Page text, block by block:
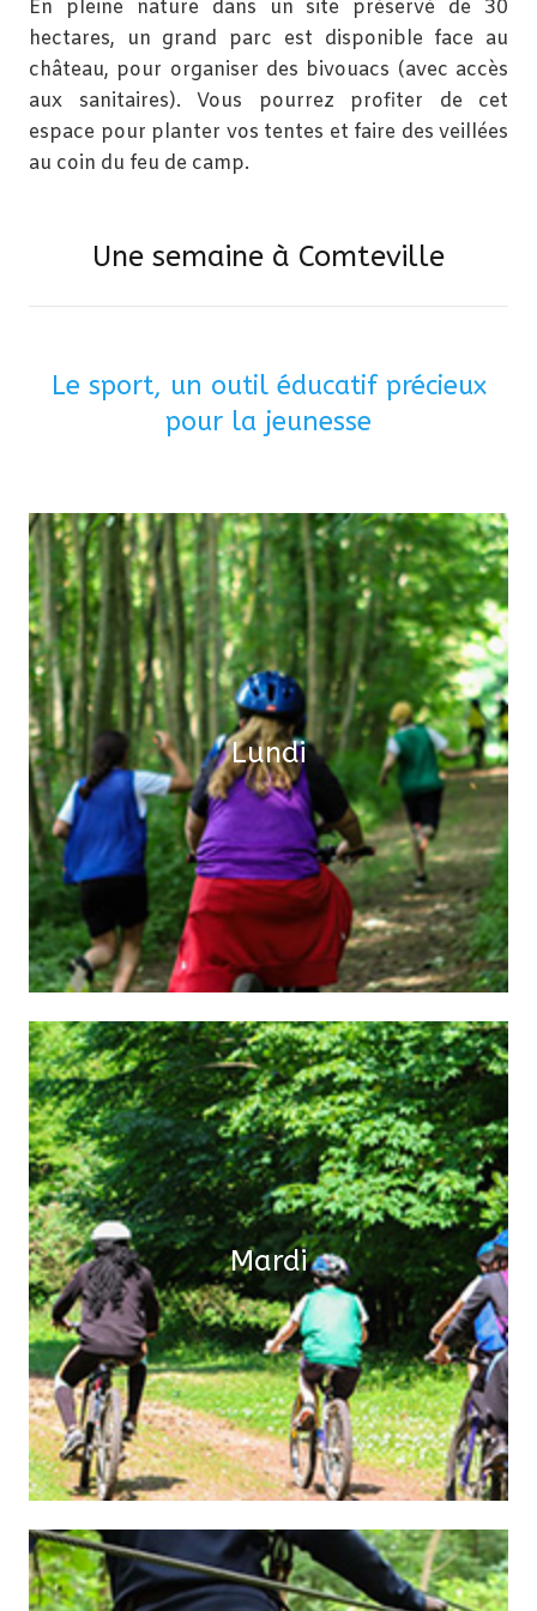
En pleine nature dans un site préservé de 30
hectares, un grand parc est disponible face au
château, pour organiser des bivouacs (avec accès
aux sanitaires). Vous pourrez profiter de cet
espace pour planter vos tentes et faire des veillées
au coin du feu de camp.
Une semaine à Comteville
Le sport, un outil éducatif précieux
pour la jeunesse
Lundi
Matin :
Installation et état des lieux
Après-midi :
Course d'orientation et découverte
de l'environnement
Temps libre
Mardi
Matin :
Vélo
Après-midi :
Tir à l'arc, mur d'escalade
Soir :
Temps libre